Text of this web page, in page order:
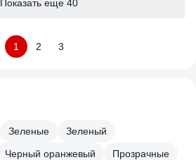
Показать еще 40
1 2 3
Зеленые
Зеленый
Черный оранжевый
Прозрачные